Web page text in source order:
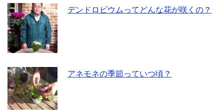
デンドロビウムってどんな花が咲くの？
アネモネの季節っていつ頃？